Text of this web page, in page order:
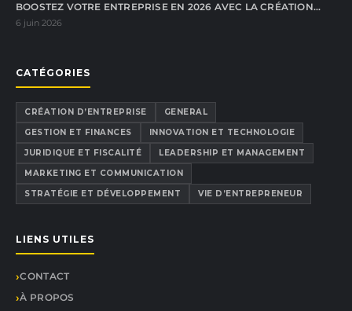
BOOSTEZ VOTRE ENTREPRISE EN 2026 AVEC LA CRÉATION…
6 juin 2026
CATÉGORIES
CRÉATION D’ENTREPRISE
GENERAL
GESTION ET FINANCES
INNOVATION ET TECHNOLOGIE
JURIDIQUE ET FISCALITÉ
LEADERSHIP ET MANAGEMENT
MARKETING ET COMMUNICATION
STRATÉGIE ET DÉVELOPPEMENT
VIE D’ENTREPRENEUR
LIENS UTILES
CONTACT
À PROPOS